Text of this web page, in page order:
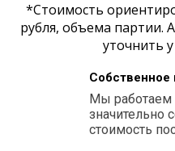
*Стоимость
рубля, объема партии.
уточнить
Собственное
Мы работаем
значительно
стоимость